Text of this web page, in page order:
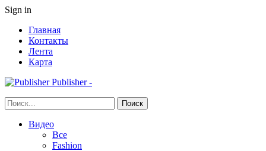
Sign in
Главная
Контакты
Лента
Карта
Publisher -
Видео
Все
Fashion